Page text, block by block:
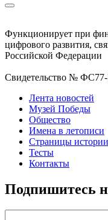
Функционирует при
цифрового развития,
Российской Федерации
Свидетельство № ФС77-
Лента новостей
Музей Победы
Общество
Имена в летописи
Страницы истории
Тесты
Контакты
Подпишитесь